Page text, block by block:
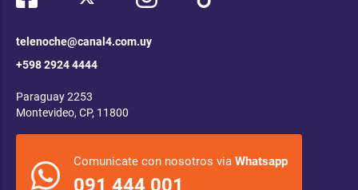
telenoche@canal4.com.uy
+598 2924 4444
Paraguay 2253
Montevideo, CP, 11800
Comunicate con nosotros via Whatsapp
091 444 001